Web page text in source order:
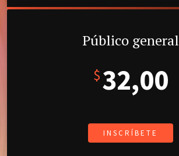
Público general
$32,00
INSCRÍBETE